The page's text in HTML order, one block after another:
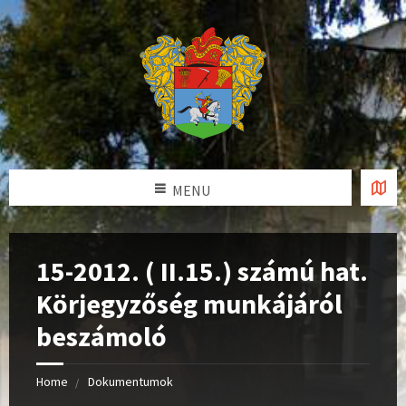
MENU
15-2012. ( II.15.) számú hat.
Körjegyzőség munkájáról
beszámoló
Home Dokumentumok